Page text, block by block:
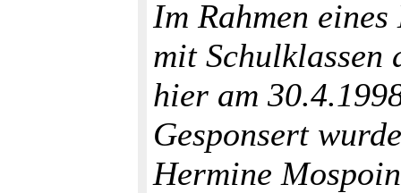
Im Rahmen
mit Schulklassen
hier am
Gesponsert
Hermine